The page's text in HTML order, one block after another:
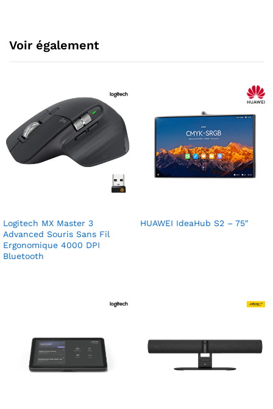
Voir également
Logitech MX Master 3
Advanced Souris Sans Fil
Ergonomique 4000 DPI
Bluetooth
HUAWEI IdeaHub S2 – 75″